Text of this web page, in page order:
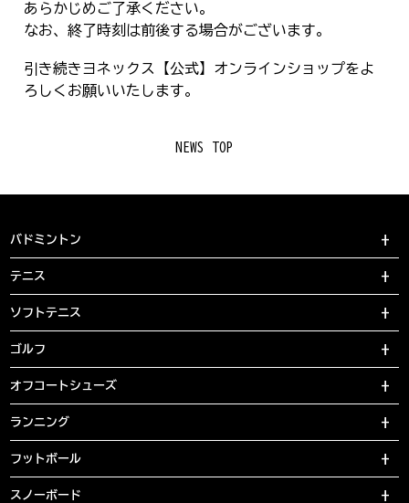
あらかじめご了承ください。
なお、終了時刻は前後する場合がございます。
引き続きヨネックス【公式】オンラインショップをよ
ろしくお願いいたします。
NEWS TOP
バドミントン
テニス
ソフトテニス
ゴルフ
オフコートシューズ
ランニング
フットボール
スノーボード